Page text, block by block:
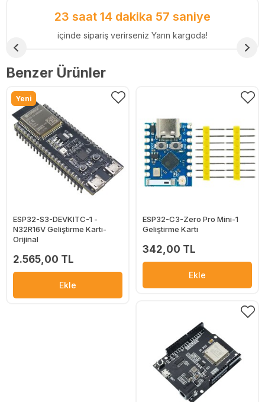
23 saat 14 dakika 56 saniye
içinde sipariş verirseniz Yarın kargoda!
Benzer Ürünler
Yeni
ESP32-S3-DEVKITC-1 -
N32R16V Geliştirme Kartı-
Orijinal
2.565,00 TL
Ekle
ESP32-C3-Zero Pro Mini-1
Geliştirme Kartı
342,00 TL
Ekle